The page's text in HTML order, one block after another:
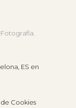
Cookies